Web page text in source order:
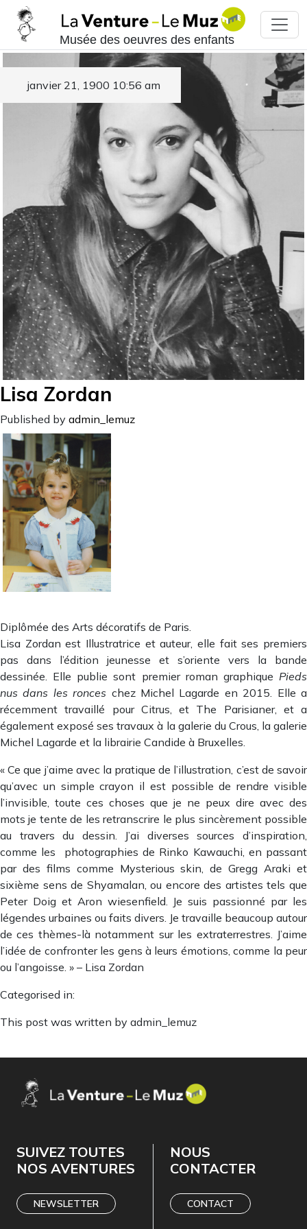
Musée des oeuvres des enfants
Lisa Zordan
janvier 21, 1900 10:56 am
Published by admin_lemuz
Diplômée des Arts décoratifs de Paris.
Lisa Zordan est Illustratrice et auteur, elle fait ses premiers
pas dans l’édition jeunesse et s’oriente vers la bande
dessinée. Elle publie sont premier roman graphique Pieds
nus dans les ronces chez Michel Lagarde en 2015. Elle a
récemment travaillé pour Citrus, et The Parisianer, et a
également exposé ses travaux à la galerie du Crous, la galerie
Michel Lagarde et la librairie Candide à Bruxelles.
« Ce que j’aime avec la pratique de l’illustration, c’est de savoir
qu’avec un simple crayon il est possible de rendre visible
l’invisible, toute ces choses que je ne peux dire avec des
mots je tente de les retranscrire le plus sincèrement possible
au travers du dessin. J’ai diverses sources d’inspiration,
comme les photographies de Rinko Kawauchi, en passant
par des films comme Mysterious skin, de Gregg Araki et
sixième sens de Shyamalan, ou encore des artistes tels que
Peter Doig et Aron wiesenfield. Je suis passionné par les
légendes urbaines ou faits divers. Je travaille beaucoup autour
de ces thèmes-là notamment sur les extraterrestres. J’aime
l’idée de confronter les gens à leurs émotions, comme la peur
ou l’angoisse. » – Lisa Zordan
Categorised in:
This post was written by admin_lemuz
SUIVEZ TOUTES
NOS AVENTURES
NEWSLETTER
NOUS
CONTACTER
CONTACT